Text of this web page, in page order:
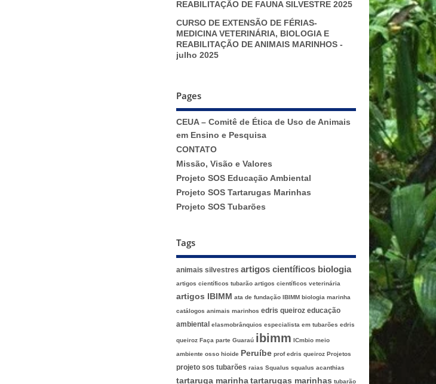
REABILITAÇÃO DE FAUNA SILVESTRE 2025
CURSO DE EXTENSÃO DE FÉRIAS-
MEDICINA VETERINÁRIA, BIOLOGIA E
REABILITAÇÃO DE ANIMAIS MARINHOS -
julho 2025
Pages
CEUA – Comitê de Ética de Uso de Animais
em Ensino e Pesquisa
CONTATO
Missão, Visão e Valores
Projeto SOS Educação Ambiental
Projeto SOS Tartarugas Marinhas
Projeto SOS Tubarões
Tags
animais silvestres artigos científicos biologia
artigos científicos tubarão artigos científicos veterinária
artigos IBIMM ata de fundação IBIMM biologia marinha
catálogos animais marinhos edris queiroz educação
ambiental
elasmobrânquios especialista em tubarões edris
queiroz Faça parte Guaraú ibimm ICmbio meio
ambiente osso hioide Peruíbe prof edris queiroz Projetos
projeto sos tubarões raias Squalus squalus acanthias
tartaruga marinha tartarugas marinhas tubarão